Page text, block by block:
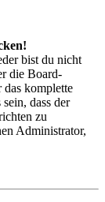
bist du nicht
die Board-
komplette
dass der
zu
Administrator,